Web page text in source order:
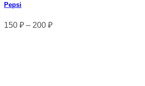
Pepsi
150 ₽ – 200 ₽